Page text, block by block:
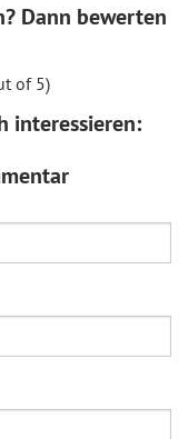
Dann bewerten
of 5)
interessieren: